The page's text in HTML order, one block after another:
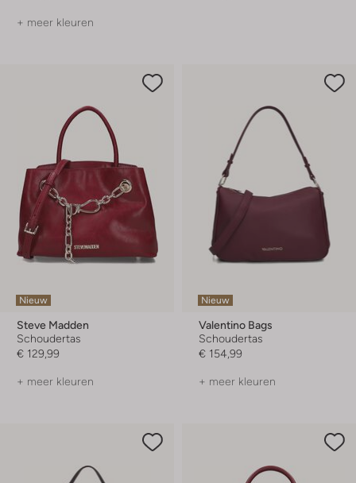
+ meer kleuren
Nieuw
Steve Madden
Schoudertas
€ 129,99
+ meer kleuren
Nieuw
Valentino Bags
Schoudertas
€ 154,99
+ meer kleuren